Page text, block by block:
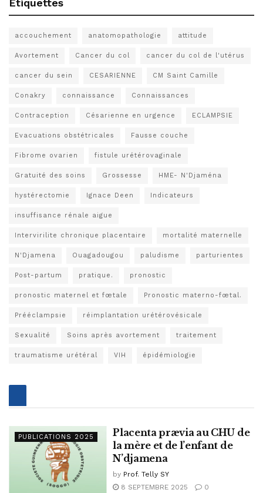
Étiquettes
accouchement anatomopathologie attitude
Avortement Cancer du col cancer du col de l'utérus
cancer du sein CESARIENNE CM Saint Camille
Conakry connaissance Connaissances
Contraception Césarienne en urgence ECLAMPSIE
Evacuations obstétricales Fausse couche
Fibrome ovarien fistule urétérovaginale
Gratuité des soins Grossesse HME- N'Djaména
hystérectomie Ignace Deen Indicateurs
insuffisance rénale aigue
Intervirilite chronique placentaire mortalité maternelle
N'Djamena Ouagadougou paludisme parturientes
Post-partum pratique. pronostic
pronostic maternel et fœtale Pronostic materno-fœtal.
Prééclampsie réimplantation urétérovésicale
Sexualité Soins après avortement traitement
traumatisme urétéral VIH épidémiologie
PUBLICATIONS 2025
Placenta prævia au CHU de
la mère et de l’enfant de
N’djamena
by Prof. Telly SY
8 SEPTEMBRE 2025
0